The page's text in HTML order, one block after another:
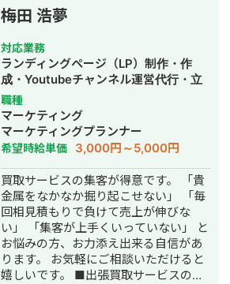
ロジェクトに全力で取り組みます。
また、常にレスを早めに対応を心がけ
ておりまして24時間365日対応が可能
です。 実際、弊社は地域名＋施術で上
位表示が得意得意で、かなりの施術名
をハックしています。 また、医療広告
ガイドライン、薬機法にも対応した知
見もあり安全性にも対応しておりま
す。 ■実績■ ・某美容系ビックワード
で圏外→10位以内（半年） ・美容施術
系ビッグワード 2位 ・新規患者数PV
が3ヶ月で２倍 ・半年で新規患者数が
1.5倍！
梅田 浩夢
対応業務
ランディングページ（LP）制作・作
成・Youtubeチャンネル運営代行・立
ち上げ・SEO対策・SNS運用代行・記
事作成代行・ライティング・ホームペ
ージ制作・作成・リスティング広告運
用代行・オウンドメディア制作・構
築・運用代行
職種
マーケティング
マーケティングプランナー
希望時給単価 3,000円～5,000円
買取サービスの集客が得意です。 「貴
金属をなかなか掘り起こせない」 「毎
回相見積もりで負けて売上が伸びな
い」 「集客が上手くいっていない」 と
お悩みの方、お力添え出来る自信があ
ります。 お気軽にご相談いただけると
嬉しいです。 ■出張買取サービスの集